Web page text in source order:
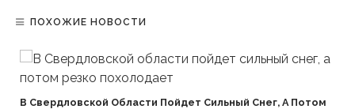
ПОХОЖИЕ НОВОСТИ
В Свердловской Области Пойдет Сильный Снег, А Потом